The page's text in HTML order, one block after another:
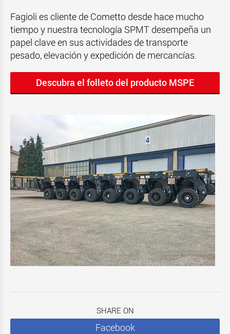
Fagioli es cliente de Cometto desde hace mucho
tiempo y nuestra tecnología SPMT desempeña un
papel clave en sus actividades de transporte
pesado, elevación y expedición de mercancías.
Descubra el folleto del producto MSPE
SHARE ON
Facebook